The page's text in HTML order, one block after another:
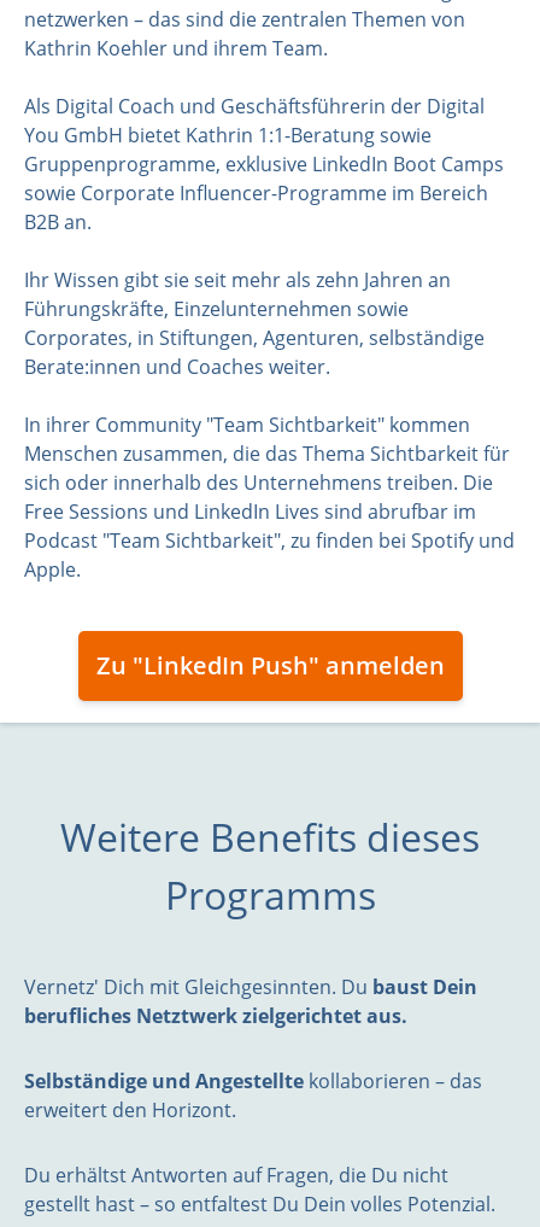
netzwerken – das sind die zentralen Themen von
Kathrin Koehler und ihrem Team.
Als Digital Coach und Geschäftsführerin der Digital
You GmbH bietet Kathrin 1:1-Beratung sowie
Gruppenprogramme, exklusive LinkedIn Boot Camps
sowie Corporate Influencer-Programme im Bereich
B2B an.
Ihr Wissen gibt sie seit mehr als zehn Jahren an
Führungskräfte, Einzelunternehmen sowie
Corporates, in Stiftungen, Agenturen, selbständige
Berate:innen und Coaches weiter.
In ihrer Community "Team Sichtbarkeit" kommen
Menschen zusammen, die das Thema Sichtbarkeit für
sich oder innerhalb des Unternehmens treiben. Die
Free Sessions und LinkedIn Lives sind abrufbar im
Podcast "Team Sichtbarkeit", zu finden bei Spotify und
Apple.
Zu "LinkedIn Push" anmelden
Weitere Benefits dieses
Programms
Vernetz' Dich mit Gleichgesinnten. Du baust Dein
berufliches Netztwerk zielgerichtet aus.
Selbständige und Angestellte kollaborieren – das
erweitert den Horizont.
Du erhältst Antworten auf Fragen, die Du nicht
gestellt hast – so entfaltest Du Dein volles Potenzial.